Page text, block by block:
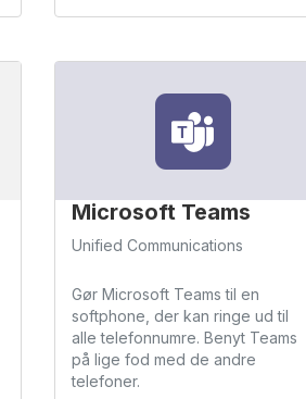
Microsoft Teams
Unified Communications
Gør Microsoft Teams til en
softphone, der kan ringe ud til
alle telefonnumre. Benyt Teams
på lige fod med de andre
telefoner.